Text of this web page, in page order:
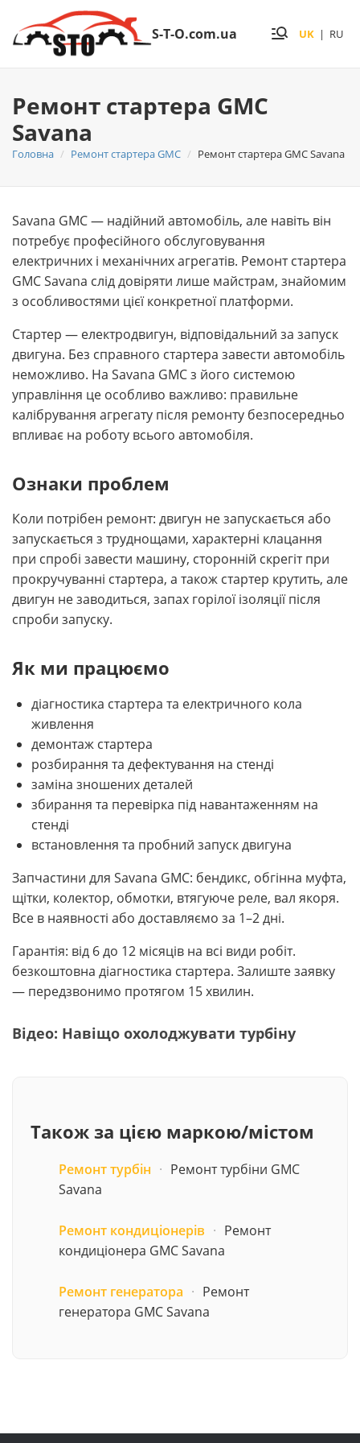
S-T-O.com.ua UK | RU
Ремонт стартера GMC
Savana
Головна Ремонт стартера GMC Ремонт стартера GMC Savana
Savana GMC — надійний автомобіль, але навіть він
потребує професійного обслуговування
електричних і механічних агрегатів. Ремонт стартера
GMC Savana слід довіряти лише майстрам, знайомим
з особливостями цієї конкретної платформи.
Стартер — електродвигун, відповідальний за запуск
двигуна. Без справного стартера завести автомобіль
неможливо. На Savana GMC з його системою
управління це особливо важливо: правильне
калібрування агрегату після ремонту безпосередньо
впливає на роботу всього автомобіля.
Ознаки проблем
Коли потрібен ремонт: двигун не запускається або
запускається з труднощами, характерні клацання
при спробі завести машину, сторонній скрегіт при
прокручуванні стартера, а також стартер крутить, але
двигун не заводиться, запах горілої ізоляції після
спроби запуску.
Як ми працюємо
діагностика стартера та електричного кола
живлення
демонтаж стартера
розбирання та дефектування на стенді
заміна зношених деталей
збирання та перевірка під навантаженням на
стенді
встановлення та пробний запуск двигуна
Запчастини для Savana GMC: бендикс, обгінна муфта,
щітки, колектор, обмотки, втягуюче реле, вал якоря.
Все в наявності або доставляємо за 1–2 дні.
Гарантія: від 6 до 12 місяців на всі види робіт.
безкоштовна діагностика стартера. Залиште заявку
— передзвонимо протягом 15 хвилин.
Відео: Навіщо охолоджувати турбіну
Також за цією маркою/містом
Ремонт турбін · Ремонт турбіни GMC
Savana
Ремонт кондиціонерів · Ремонт
кондиціонера GMC Savana
Ремонт генератора · Ремонт
генератора GMC Savana